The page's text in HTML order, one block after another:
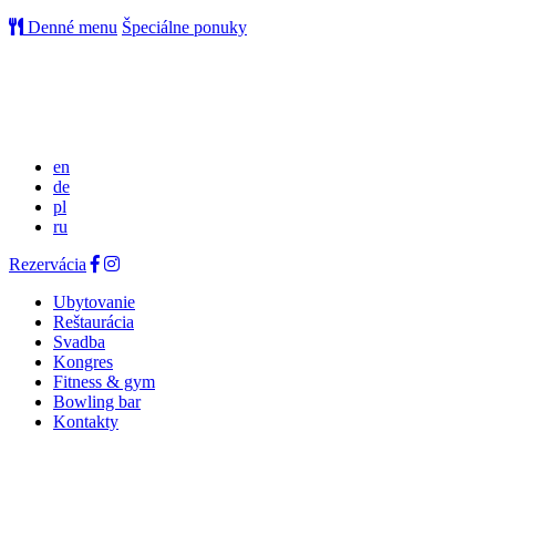
Denné menu Špeciálne ponuky
en
de
pl
ru
Rezervácia
Ubytovanie
Reštaurácia
Svadba
Kongres
Fitness & gym
Bowling bar
Kontakty